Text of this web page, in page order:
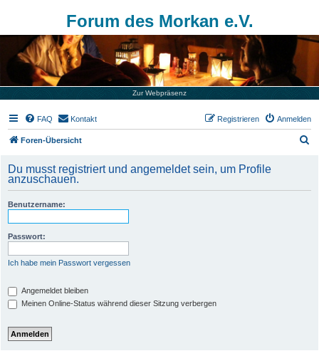
Forum des Morkan e.V.
Zur Webpräsenz
FAQ Kontakt Anmelden
Registrieren
Foren-Übersicht
h
Du musst registriert und angemeldet sein, um Profile
anzuschauen.
Benutzername:
Passwort:
Ich habe mein Passwort vergessen
Angemeldet bleiben
Meinen Online-Status während dieser Sitzung verbergen